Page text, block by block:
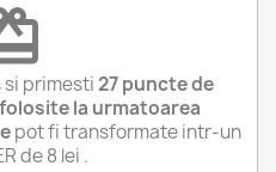
primesti 27puncte de
la urmatoarea
pot fi transformate intr-un
de8 lei .